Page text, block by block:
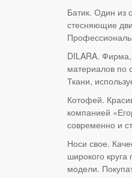
Батик. Один из
стесняющие
DILARA.
материалов по
Ткани,
Котофей.
компанией
современно и
Носи свое.
широкого
модели.